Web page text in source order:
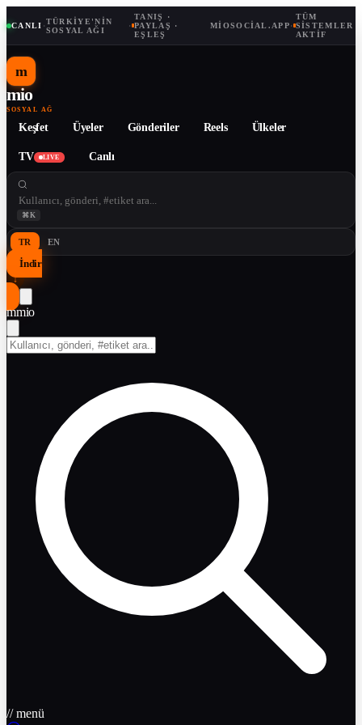
CANLI ·TÜRKIYE'NIN
SOSYAL AĞI
·
TANIŞ ·
PAYLAŞ ·
EŞLEŞ
MIOSOCIAL.APP·
TÜM
SISTEMLER
AKTIF
m
mio
SOSYAL AĞ
Keşfet Üyeler Gönderiler Reels Ülkeler
TV LIVE Canlı
⌘K
TR EN
İndir
↓
mmio
// menü